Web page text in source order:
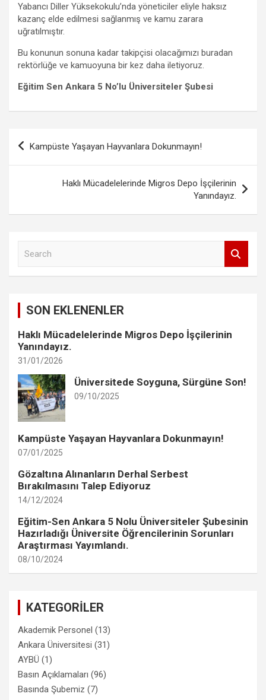
Yabancı Diller Yüksekokulu’nda yöneticiler eliyle haksız
kazanç elde edilmesi sağlanmış ve kamu zarara
uğratılmıştır.
Bu konunun sonuna kadar takipçisi olacağımızı buradan
rektörlüğe ve kamuoyuna bir kez daha iletiyoruz.
Eğitim Sen Ankara 5 No’lu Üniversiteler Şubesi
Yazı
gezinmesi
Kampüste Yaşayan Hayvanlara Dokunmayın!
Haklı Mücadelelerinde Migros Depo İşçilerinin
Yanındayız.
SON EKLENENLER
Haklı Mücadelelerinde Migros Depo İşçilerinin
Yanındayız.
31/01/2026
Üniversitede Soyguna, Sürgüne Son!
09/10/2025
Kampüste Yaşayan Hayvanlara Dokunmayın!
07/01/2025
Gözaltına Alınanların Derhal Serbest
Bırakılmasını Talep Ediyoruz
14/12/2024
Eğitim-Sen Ankara 5 Nolu Üniversiteler Şubesinin
Hazırladığı Üniversite Öğrencilerinin Sorunları
Araştırması Yayımlandı.
08/10/2024
KATEGORİLER
Akademik Personel (13)
Ankara Üniversitesi (31)
AYBÜ (1)
Basın Açıklamaları (96)
Basında Şubemiz (7)